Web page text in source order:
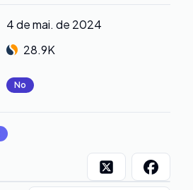
4 de mai. de 2024
28.9K
No